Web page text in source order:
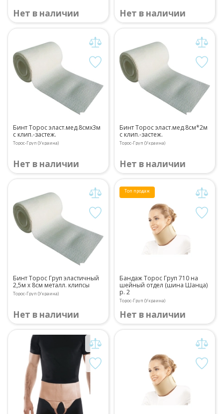
Нет в наличии Нет в наличии
Бинт Торос эласт.мед.8смх3м
с клип.-застеж.
Торос-Груп (Украина)
Нет в наличии
Бинт Торос эласт.мед.8см*2м
с клип.-застеж.
Торос-Груп (Украина)
Нет в наличии
Бинт Торос Груп эластичный
2,5м х 8см металл. клипсы
Торос-Груп (Украина)
Нет в наличии
Топ продаж
Бандаж Торос Груп 710 на
шейный отдел (шина Шанца)
р. 2
Торос-Груп (Украина)
Нет в наличии